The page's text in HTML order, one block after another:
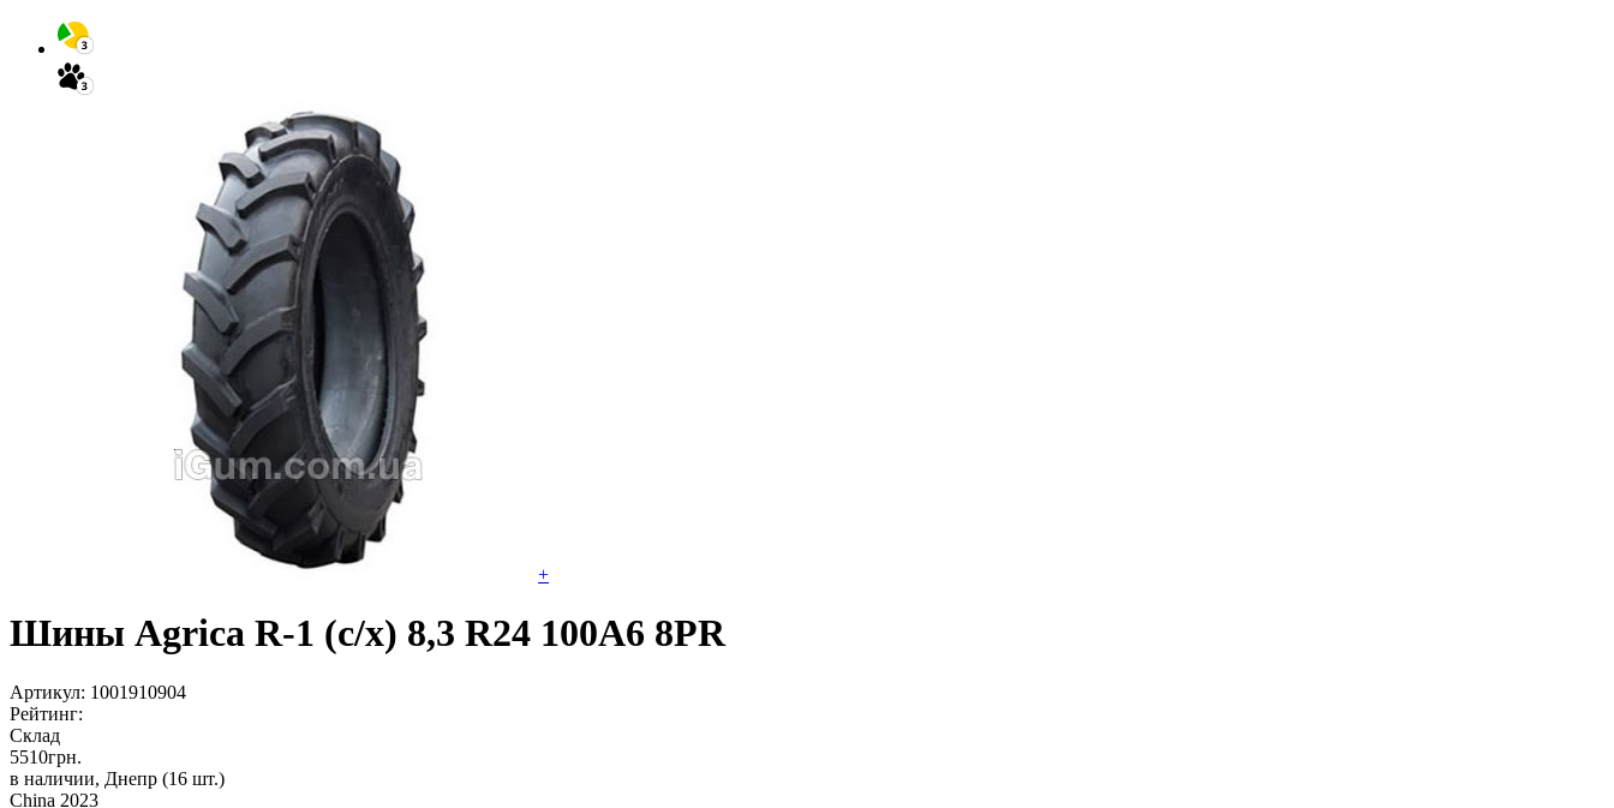
+
Шины Agrica R-1 (с/х) 8,3 R24 100A6 8PR
Артикул: 1001910904
Рейтинг:
Склад
5510грн.
в наличии, Днепр (16 шт.)
China 2023